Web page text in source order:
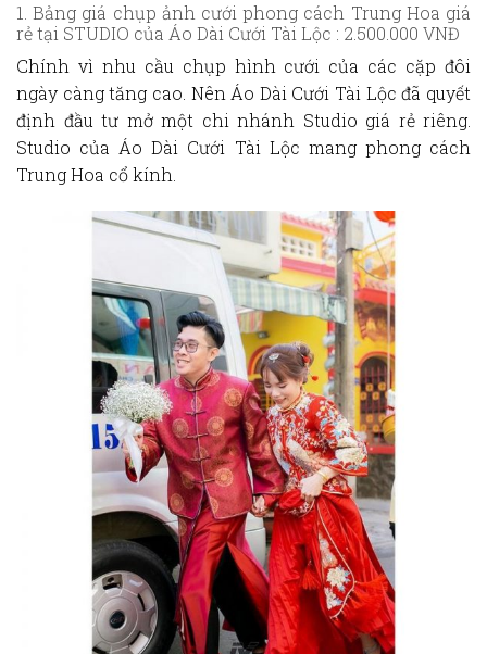
1. Bảng giá chụp ảnh cưới phong cách Trung Hoa giá
rẻ tại STUDIO của Áo Dài Cưới Tài Lộc : 2.500.000 VNĐ
Chính vì nhu cầu chụp hình cưới của các cặp đôi
ngày càng tăng cao. Nên Áo Dài Cưới Tài Lộc đã quyết
định đầu tư mở một chi nhánh Studio giá rẻ riêng.
Studio của Áo Dài Cưới Tài Lộc mang phong cách
Trung Hoa cổ kính.